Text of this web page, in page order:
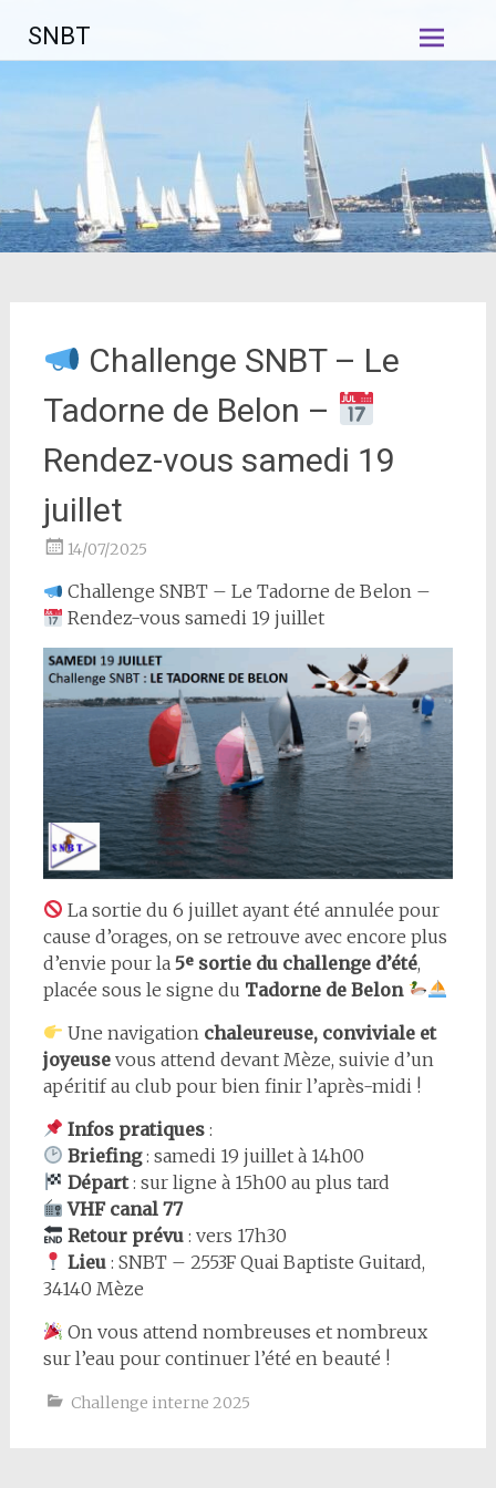
contenu
SNBT
Challenge SNBT – Le
Tadorne de Belon –
Rendez-vous samedi 19
juillet
14/07/2025
Challenge SNBT – Le Tadorne de Belon –
Rendez-vous samedi 19 juillet
La sortie du 6 juillet ayant été annulée pour
cause d’orages, on se retrouve avec encore plus
d’envie pour la 5ᵉ sortie du challenge d’été,
placée sous le signe du Tadorne de Belon
Une navigation chaleureuse, conviviale et
joyeusevous attend devant Mèze, suivie d’un
apéritif au club pour bien finir l’après-midi !
Infos pratiques :
Briefing: samedi 19 juillet à 14h00
Départ: sur ligne à 15h00 au plus tard
VHF canal 77
Retour prévu : vers 17h30
Lieu : SNBT – 2553F Quai Baptiste Guitard,
34140 Mèze
On vous attend nombreuses et nombreux
sur l’eau pour continuer l’été en beauté !
Challenge interne 2025